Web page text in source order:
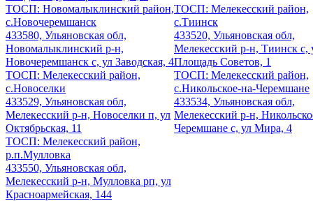
ТОСП: Новомалыклинский район,
с.Новочеремшанск
433580, Ульяновская обл,
Новомалыклинский р-н,
Новочеремшанск с, ул Заводская, 4
ТОСП: Мелекесский район,
с.Тиинск
433520, Ульяновская обл,
Мелекесский р-н, Тиинск с,
Площадь Советов, 1
ТОСП: Мелекесский район,
с.Новоселки
433529, Ульяновская обл,
Мелекесский р-н, Новоселки п, ул
Октябрьская, 11
ТОСП: Мелекесский район,
с.Никольское-на-Черемшане
433534, Ульяновская обл,
Мелекесский р-н,
Черемшане с, ул Мира, 4
ТОСП: Мелекесский район,
р.п.Мулловка
433550, Ульяновская обл,
Мелекесский р-н, Мулловка рп, ул
Красноармейская, 144